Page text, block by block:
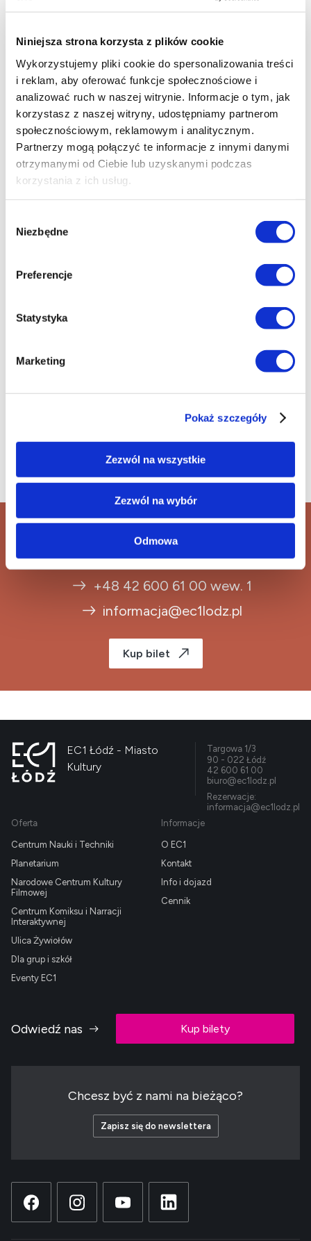
Niniejsza strona korzysta z plików cookie
Wykorzystujemy pliki cookie do spersonalizowania treści
i reklam, aby oferować funkcje społecznościowe i
analizować ruch w naszej witrynie. Informacje o tym, jak
korzystasz z naszej witryny, udostępniamy partnerom
społecznościowym, reklamowym i analitycznym.
Partnerzy mogą połączyć te informacje z innymi danymi
otrzymanymi od Ciebie lub uzyskanymi podczas
korzystania z ich usług.
zgody
Niezbędne
Preferencje
Statystyka
Marketing
Pokaż szczegóły
Zezwól na wszystkie
Zezwól na wybór
Odmowa
Występują: Vincent Lindon (narrator)
Kraj produkcji: Francja
Rok produkcji: 2024
Język oryginalny: francuski
Gatunek: dokumentalny
Czas trwania: 90 min
Velázquez i jego tajemnica
+48 42 600 61 00 wew. 1
informacja@ec1lodz.pl
Kup bilet
EC1 Łódź - Miasto
Kultury
Targowa 1/3
90 - 022 Łódź
42 600 61 00
biuro@ec1lodz.pl
Rezerwacje:
informacja@ec1lodz.pl
Oferta
Centrum Nauki i Techniki
Planetarium
Narodowe Centrum Kultury
Filmowej
Centrum Komiksu i Narracji
Interaktywnej
Ulica Żywiołów
Dla grup i szkół
Eventy EC1
Informacje
O EC1
Kontakt
Info i dojazd
Cennik
Odwiedź nas Kup bilety
Chcesz być z nami na bieżąco?
Zapisz się do newslettera